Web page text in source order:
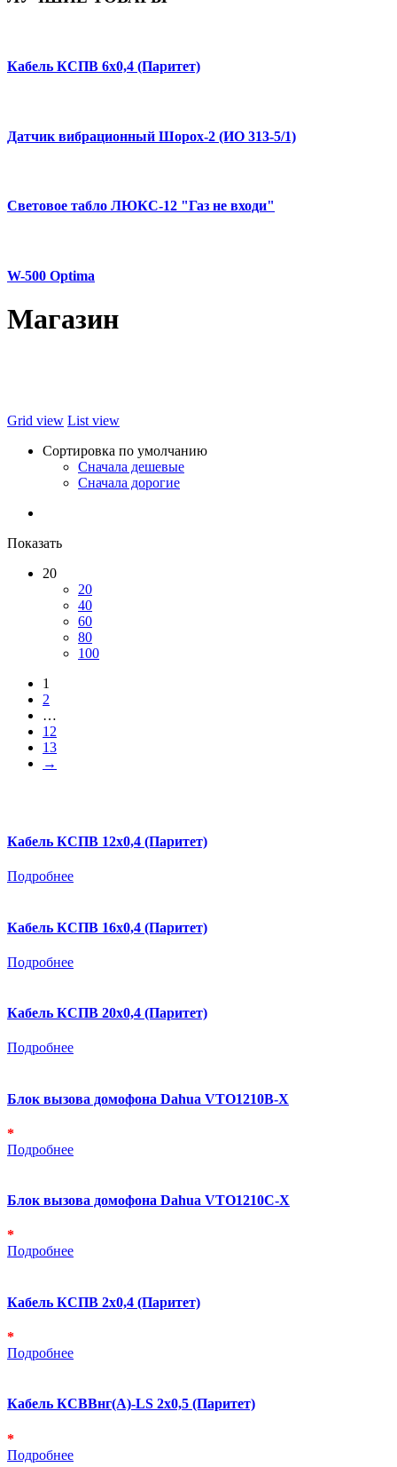
Кабель КСПВ 6х0,4 (Паритет)
Датчик вибрационный Шорох-2 (ИО 313-5/1)
Световое табло ЛЮКС-12 "Газ не входи"
W-500 Optima
Магазин
Grid view List view
Сортировка по умолчанию
Сначала дешевые
Сначала дорогие
Показать
20
20
40
60
80
100
1
2
…
12
13
→
Кабель КСПВ 12х0,4 (Паритет)
Подробнее
Кабель КСПВ 16х0,4 (Паритет)
Подробнее
Кабель КСПВ 20х0,4 (Паритет)
Подробнее
Блок вызова домофона Dahua VTO1210B-X
*
Подробнее
Блок вызова домофона Dahua VTO1210C-X
*
Подробнее
Кабель КСПВ 2х0,4 (Паритет)
*
Подробнее
Кабель КСВВнг(А)-LS 2х0,5 (Паритет)
*
Подробнее